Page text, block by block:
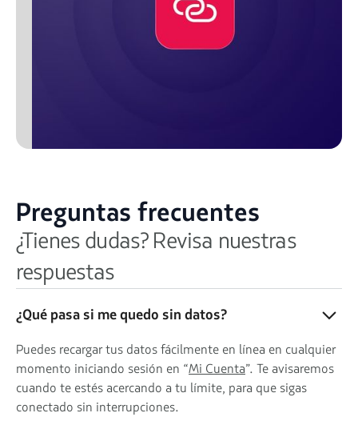
Preguntas frecuentes
¿Tienes dudas? Revisa nuestras
respuestas
¿Qué pasa si me quedo sin datos?
Puedes recargar tus datos fácilmente en línea en cualquier
momento iniciando sesión en “Mi Cuenta”. Te avisaremos
cuando te estés acercando a tu límite, para que sigas
conectado sin interrupciones.